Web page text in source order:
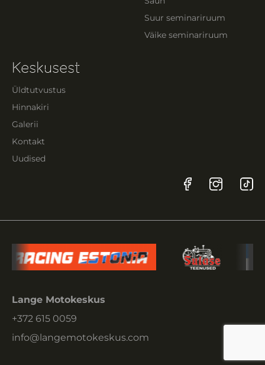
Suur seminariruum
Väike seminariruum
Keskusest
Üldtutvustus
Hinnakiri
Galerii
Kontakt
Uudised
Lange Motokeskus
+372 615 0059
info@langemotokeskus.com